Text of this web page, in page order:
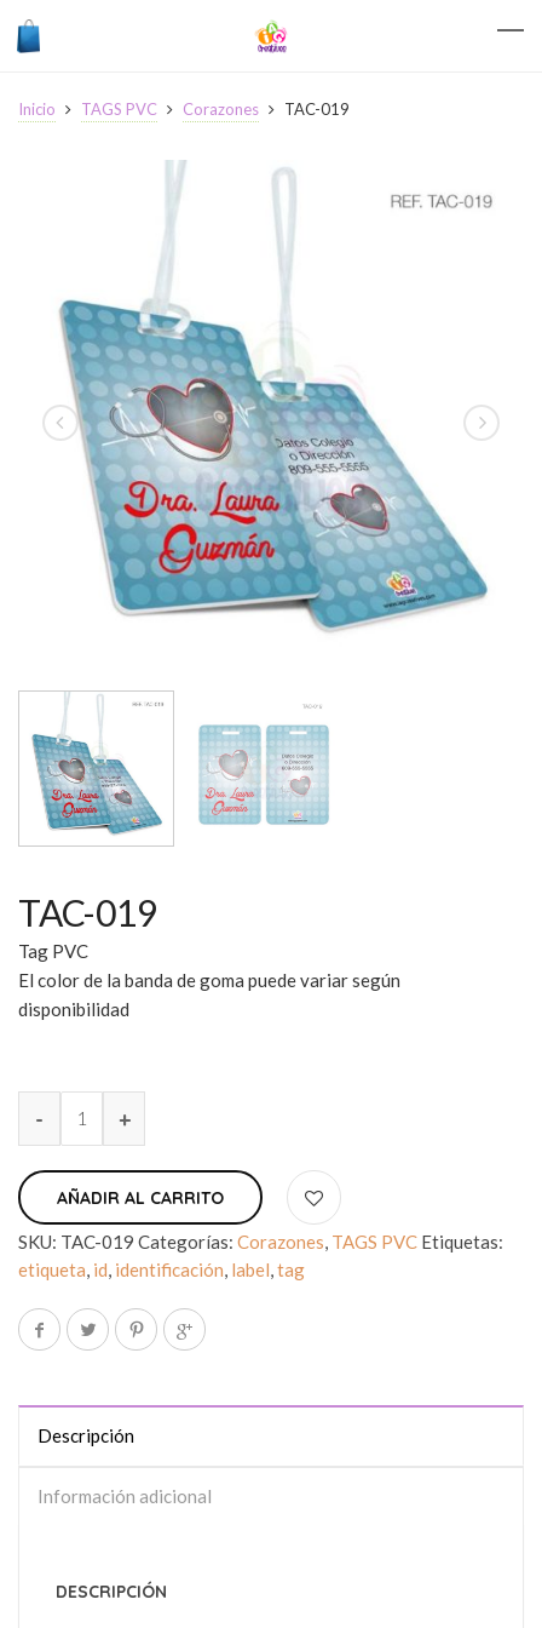
Inicio TAGS PVC Corazones TAC-019
TAC-019
Tag PVC
El color de la banda de goma puede variar según
disponibilidad
AÑADIR AL CARRITO
SKU: TAC-019 Categorías: Corazones, TAGS PVC Etiquetas:
etiqueta, id, identificación, label,tag
Descripción
Información adicional
DESCRIPCIÓN